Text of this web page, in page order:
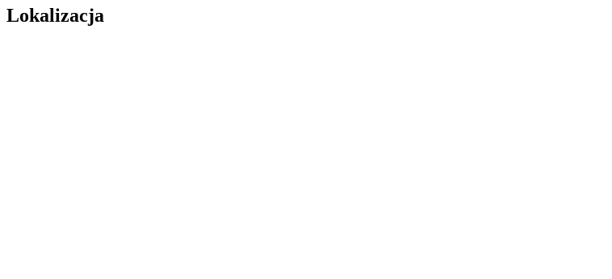
Lokalizacja